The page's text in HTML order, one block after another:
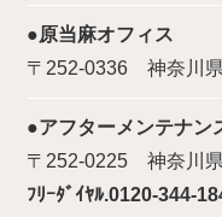
●原当麻オフィス
〒252-0336 神奈川
●アフターメンテナン
〒252-0225 神奈川
ﾌﾘｰﾀﾞｲﾔﾙ.0120-344-